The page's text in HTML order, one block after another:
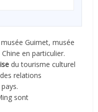
Guimet, musée
en particulier.
du tourisme culturel
relations
sont